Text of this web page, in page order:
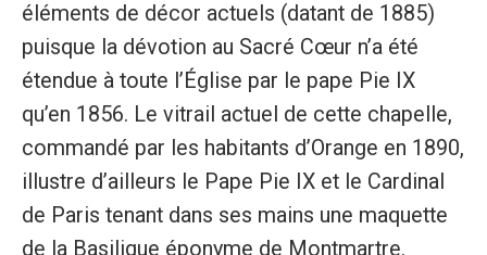
éléments de décor actuels (datant de 1885)
puisque la dévotion au Sacré Cœur n’a été
étendue à toute l’Église par le pape Pie IX
qu’en 1856. Le vitrail actuel de cette chapelle,
commandé par les habitants d’Orange en 1890,
illustre d’ailleurs le Pape Pie IX et le Cardinal
de Paris tenant dans ses mains une maquette
de la Basilique éponyme de Montmartre.